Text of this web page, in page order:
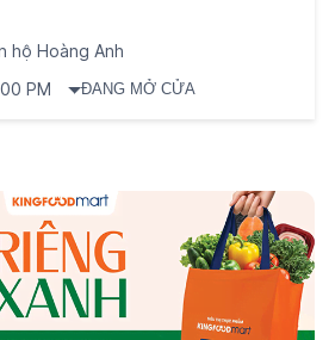
hộ Hoàng Anh
PM
ĐANG MỞ CỬA